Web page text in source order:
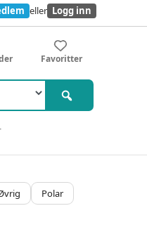
eller Logg inn
Favoritter
Polar